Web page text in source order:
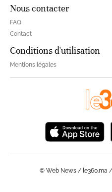
Nous contacter
FAQ
Contact
Conditions d'utilisation
Mentions légales
© Web News / le360.ma /